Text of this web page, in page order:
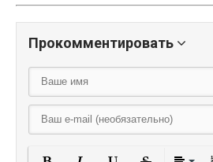
Прокомментировать